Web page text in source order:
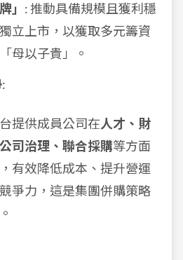
」 : 推動具備規模且獲利穩
立上市，以獲取多元籌資
母以子貴」。
:
提供成員公司在人才、財
司治理、聯合採購等方面
有效降低成本、提升營運
爭力，這是集團併購策略